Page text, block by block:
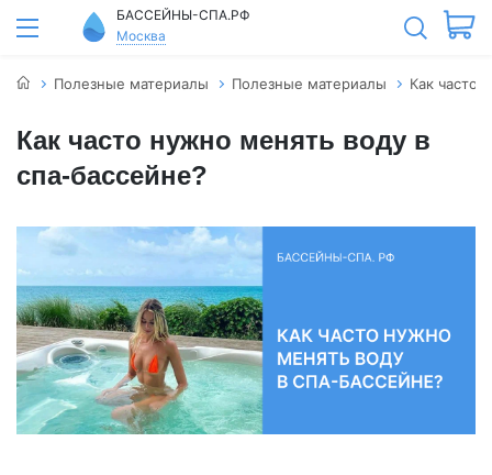
БАССЕЙНЫ-СПА.РФ
Москва
Полезные материалы Полезные материалы Как часто
Как часто нужно менять воду в
спа-бассейне?